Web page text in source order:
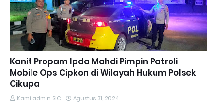
Kanit Propam Ipda Mahdi Pimpin Patroli
Mobile Ops Cipkon di Wilayah Hukum Polsek
Cikupa
Kami admin SIC Agustus 31, 2024